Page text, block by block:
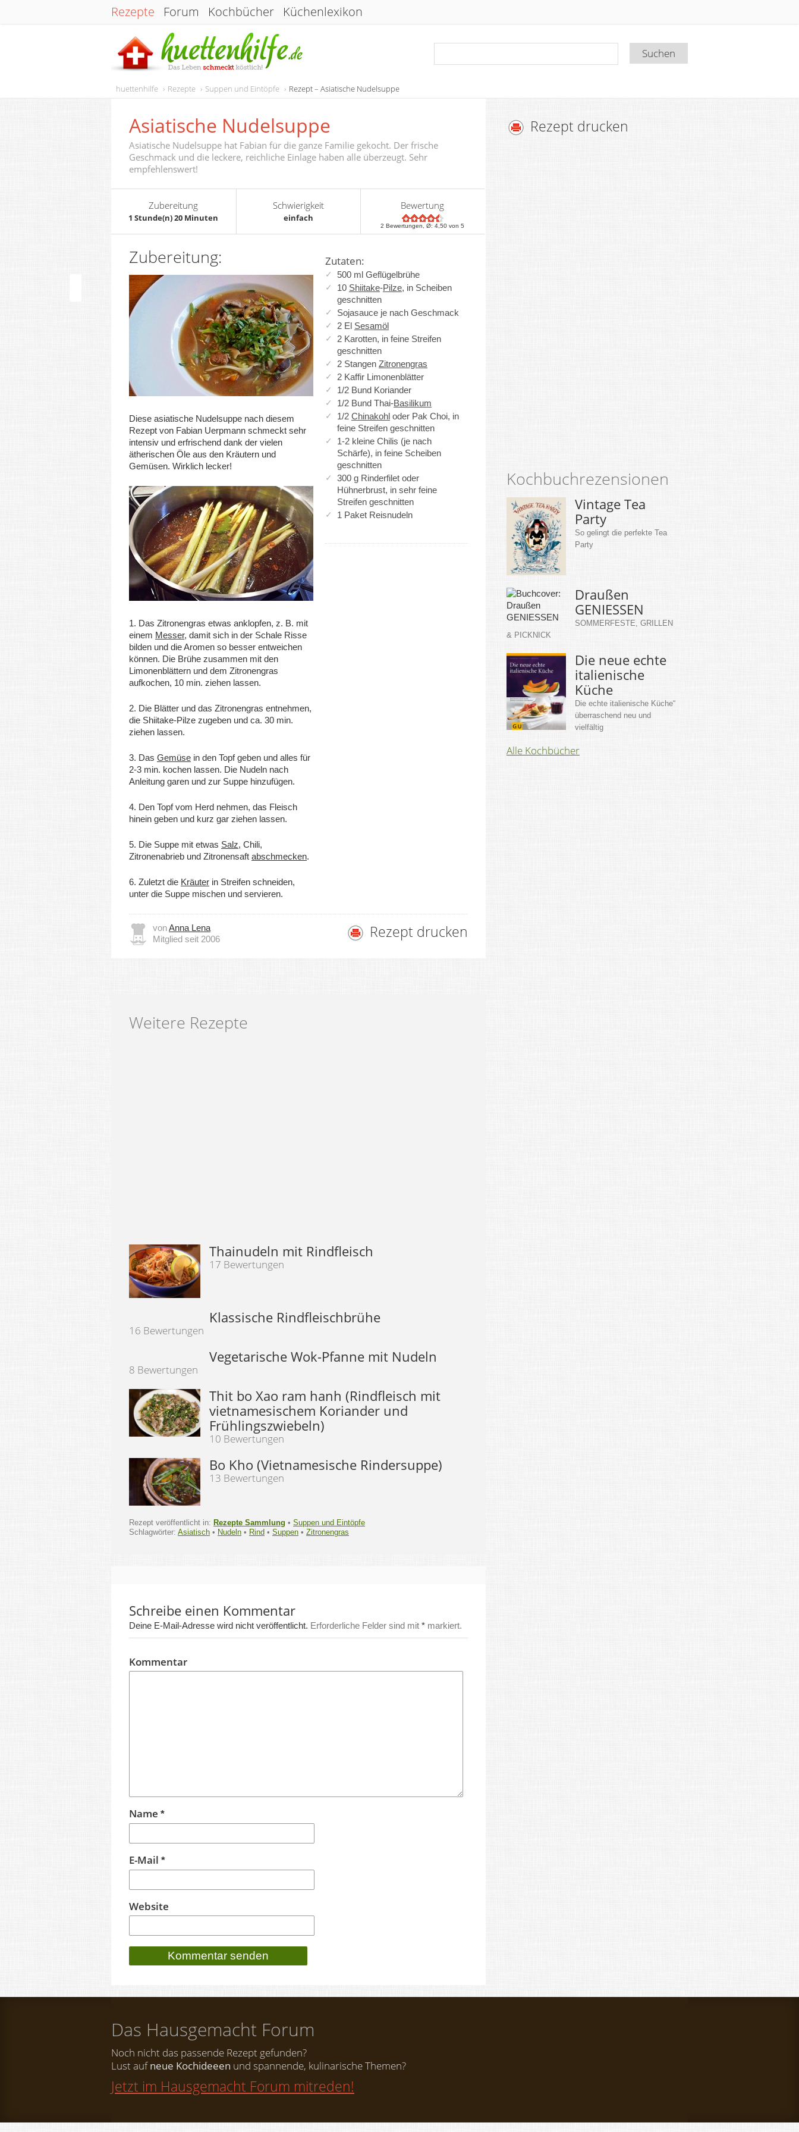
Rezepte Forum Kochbücher Küchenlexikon
huettenhilfe Rezepte Suppen und Eintöpfe Rezept – Asiatische Nudelsuppe
Asiatische Nudelsuppe
Asiatische Nudelsuppe hat Fabian für die ganze Familie gekocht. Der frische
Geschmack und die leckere, reichliche Einlage haben alle überzeugt. Sehr
empfehlenswert!
Zubereitung
1 Stunde(n) 20 Minuten
Schwierigkeit
einfach
Bewertung
2 Bewertungen, Ø:4,50 von 5
Zutaten:
500 ml Geflügelbrühe
10 Shiitake-Pilze, in Scheiben
geschnitten
Sojasauce je nach Geschmack
2 El Sesamöl
2 Karotten, in feine Streifen
geschnitten
2 Stangen Zitronengras
2 Kaffir Limonenblätter
1/2 Bund Koriander
1/2 Bund Thai-Basilikum
1/2 Chinakohl oder Pak Choi, in
feine Streifen geschnitten
1-2 kleine Chilis (je nach
Schärfe), in feine Scheiben
geschnitten
300 g Rinderfilet oder
Hühnerbrust, in sehr feine
Streifen geschnitten
1 Paket Reisnudeln
Zubereitung:
Diese asiatische Nudelsuppe nach diesem
Rezept von Fabian Uerpmann schmeckt sehr
intensiv und erfrischend dank der vielen
ätherischen Öle aus den Kräutern und
Gemüsen. Wirklich lecker!
1. Das Zitronengras etwas anklopfen, z. B. mit
einem Messer, damit sich in der Schale Risse
bilden und die Aromen so besser entweichen
können. Die Brühe zusammen mit den
Limonenblättern und dem Zitronengras
aufkochen, 10 min. ziehen lassen.
2. Die Blätter und das Zitronengras entnehmen,
die Shiitake-Pilze zugeben und ca. 30 min.
ziehen lassen.
3. Das Gemüse in den Topf geben und alles für
2-3 min. kochen lassen. Die Nudeln nach
Anleitung garen und zur Suppe hinzufügen.
4. Den Topf vom Herd nehmen, das Fleisch
hinein geben und kurz gar ziehen lassen.
5. Die Suppe mit etwas Salz, Chili,
Zitronenabrieb und Zitronensaft abschmecken.
6. Zuletzt die Kräuter in Streifen schneiden,
unter die Suppe mischen und servieren.
vonAnna Lena
Mitglied seit 2006
Rezept drucken
Rezept drucken
Kochbuchrezensionen
Vintage Tea
Party
So gelingt die perfekte Tea
Party
Draußen
GENIESSEN
SOMMERFESTE, GRILLEN
& PICKNICK
Die neue echte
italienische
Küche
Die echte italienische Küche“
überraschend neu und
vielfältig
Alle Kochbücher
Weitere Rezepte
Thainudeln mit Rindfleisch
17 Bewertungen
Klassische Rindfleischbrühe
16 Bewertungen
Vegetarische Wok-Pfanne mit Nudeln
8 Bewertungen
Thit bo Xao ram hanh (Rindfleisch mit
vietnamesischem Koriander und
Frühlingszwiebeln)
10 Bewertungen
Bo Kho (Vietnamesische Rindersuppe)
13 Bewertungen
Rezept veröffentlicht in: Rezepte Sammlung • Suppen und Eintöpfe
Schlagwörter: Asiatisch • Nudeln • Rind • Suppen • Zitronengras
Schreibe einen Kommentar
Deine E-Mail-Adresse wird nicht veröffentlicht. Erforderliche Felder sind mit * markiert.
Kommentar
Name *
E-Mail *
Website
Das Hausgemacht Forum
Noch nicht das passende Rezept gefunden?
Lust aufneue Kochideeen und spannende, kulinarische Themen?
Jetzt im Hausgemacht Forum mitreden!